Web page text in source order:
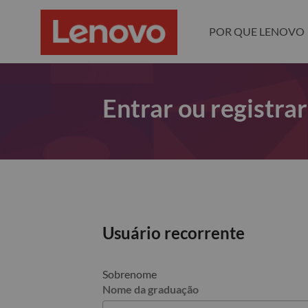
POR QUE LENOVO
Entrar ou
Usuário recorrente
Sobrenome
Nome da graduação